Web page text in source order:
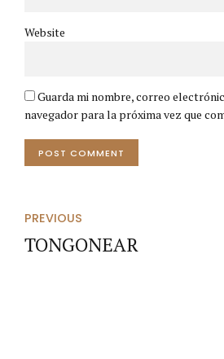
Website
Guarda mi nombre, correo
navegador para la próxima vez que
POST COMMENT
PREVIOUS
TONGONEAR